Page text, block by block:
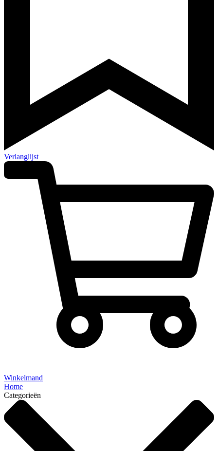
Verlanglijst
Winkelmand
Home
Categorieën